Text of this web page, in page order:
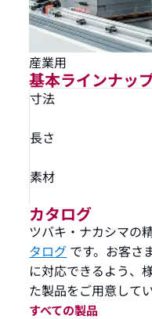
産業用
基本ラインナッ
寸法
長さ
素材
カタログ
ツバキ・ナカシマの
タログ です。お客さ
に対応できるよう、
た製品をご用意してい
すべての製品